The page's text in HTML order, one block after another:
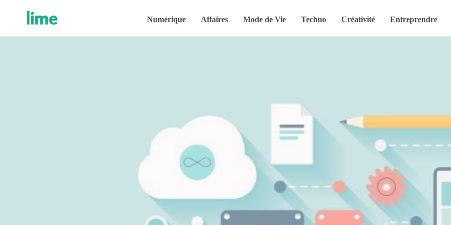
Numérique Affaires Mode de Vie Techno Créativité Entreprendre